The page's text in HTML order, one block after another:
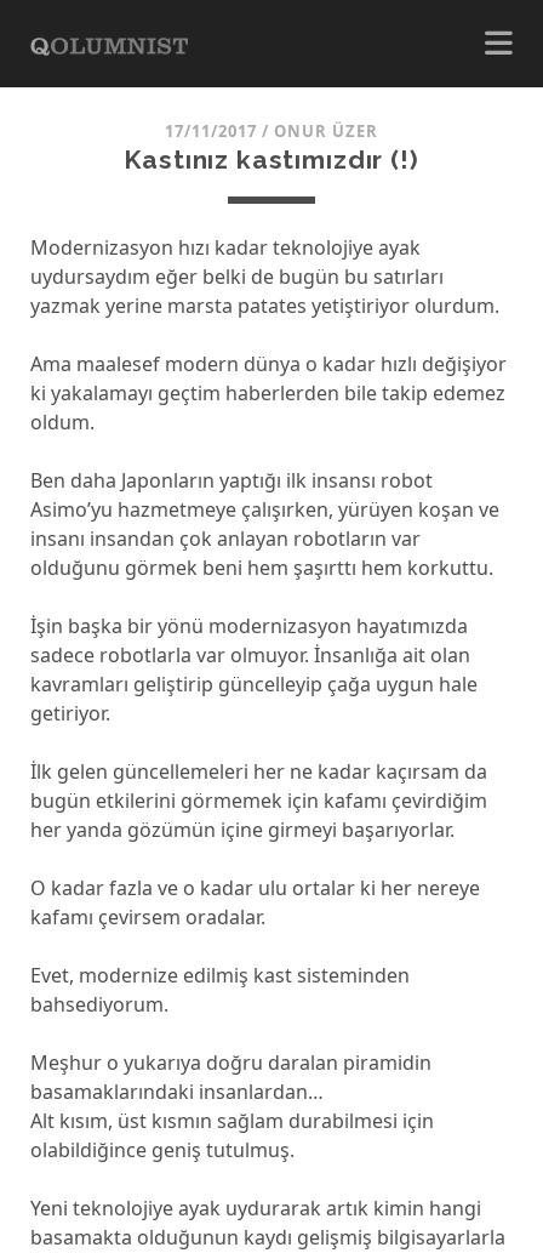
17/11/2017 / ONUR ÜZER
Kastınız kastımızdır (!)
Modernizasyon hızı kadar teknolojiye ayak
uydursaydım eğer belki de bugün bu satırları
yazmak yerine marsta patates yetiştiriyor olurdum.
Ama maalesef modern dünya o kadar hızlı değişiyor
ki yakalamayı geçtim haberlerden bile takip edemez
oldum.
Ben daha Japonların yaptığı ilk insansı robot
Asimo’yu hazmetmeye çalışırken, yürüyen koşan ve
insanı insandan çok anlayan robotların var
olduğunu görmek beni hem şaşırttı hem korkuttu.
İşin başka bir yönü modernizasyon hayatımızda
sadece robotlarla var olmuyor. İnsanlığa ait olan
kavramları geliştirip güncelleyip çağa uygun hale
getiriyor.
İlk gelen güncellemeleri her ne kadar kaçırsam da
bugün etkilerini görmemek için kafamı çevirdiğim
her yanda gözümün içine girmeyi başarıyorlar.
O kadar fazla ve o kadar ulu ortalar ki her nereye
kafamı çevirsem oradalar.
Evet, modernize edilmiş kast sisteminden
bahsediyorum.
Meşhur o yukarıya doğru daralan piramidin
basamaklarındaki insanlardan…
Alt kısım, üst kısmın sağlam durabilmesi için
olabildiğince geniş tutulmuş.
Yeni teknolojiye ayak uydurarak artık kimin hangi
basamakta olduğunun kaydı gelişmiş bilgisayarlarla